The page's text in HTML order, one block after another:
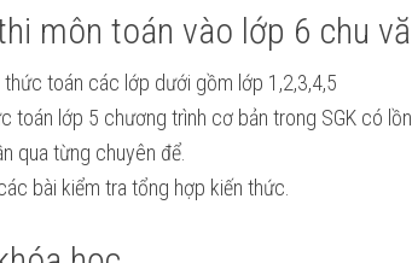
môn toán vào lớp 6 chu
thức toán các lớp dưới gồm lớp 1,2,3,4,5
toán lớp 5 chương trình cơ bản trong SGK có
qua từng chuyên để.
bài kiểm tra tổng hợp kiến thức.